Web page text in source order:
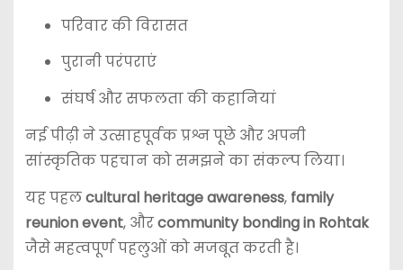
परिवार की विरासत
पुरानी परंपराएं
संघर्ष और सफलता की कहानियां
नई पीढ़ी ने उत्साहपूर्वक प्रश्न पूछे और अपनी
सांस्कृतिक पहचान को समझने का संकल्प लिया।
यह पहलcultural heritage awareness, family
reunion event, औरcommunity bonding in Rohtak
जैसे महत्वपूर्ण पहलुओं को मजबूत करती है।